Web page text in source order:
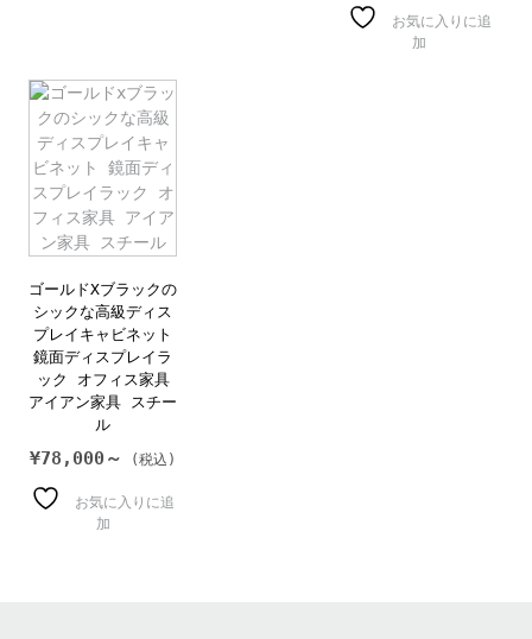
お気に入りに追
加
ゴールドXブラックの
シックな高級ディス
プレイキャビネット
鏡面ディスプレイラ
ック オフィス家具
アイアン家具 スチー
ル
¥78,000～
お気に入りに追
加